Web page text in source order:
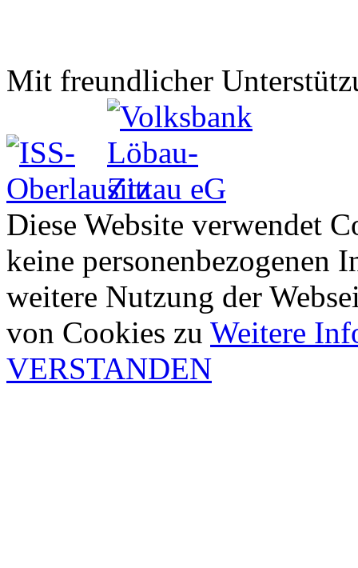
Mit freundlicher
Diese Website verwendet
keine personenbezogenen
weitere Nutzung der
von Cookies zu Weitere
VERSTANDEN